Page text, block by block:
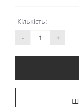
Кількість:
-
+